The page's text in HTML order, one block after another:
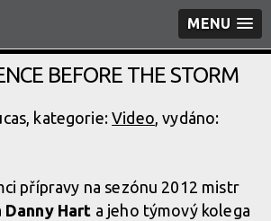
MENU
BEFORE THE STORM
kategorie:Video, vydáno:
přípravy na sezónu 2012 mistr
Danny Hart a jeho týmový kolega